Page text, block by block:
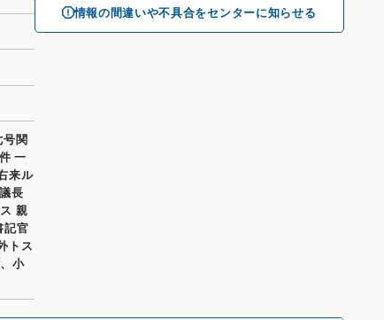
情報の間違いや不具合をセンターに知らせる
号関
一
来ル
長
親
記官
トス
小